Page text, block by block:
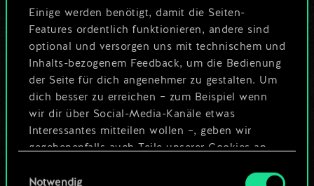
Einige werden benötigt, damit die Seiten-
Features ordentlich funktionieren, andere sind
optional und versorgen uns mit technischem und
Inhalts-bezogenem Feedback, um die Bedienung
der Seite für dich angenehmer zu gestalten. Um
dich besser zu erreichen – zum Beispiel wenn
wir dir über Social-Media-Kanäle etwas
Interessantes mitteilen wollen –, geben wir
gegebenenfalls auch Teile unserer Cookies an
Cookies erfordert allerdings deine Zustimmung.
Notwendig
mehr sein kann!
Deck benennen und Leitfaden
Deck bearbeiten